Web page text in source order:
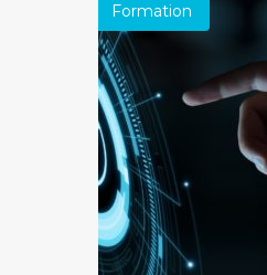
Formation